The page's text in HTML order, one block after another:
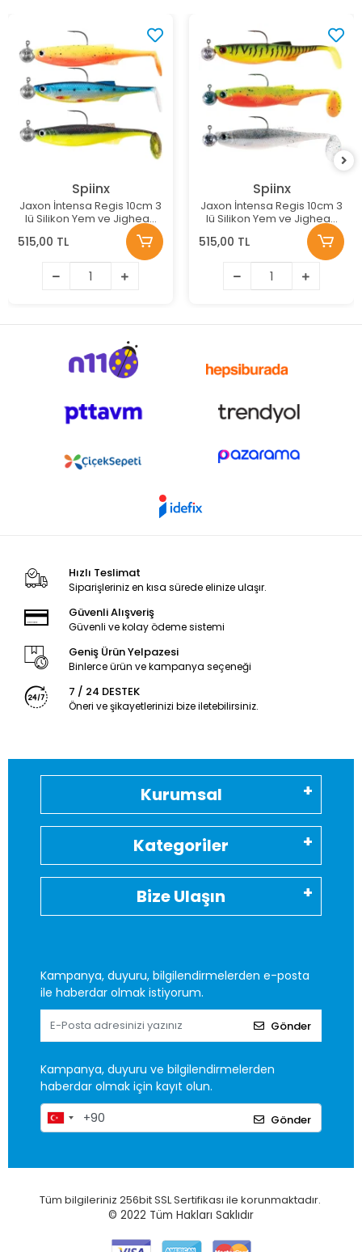
Spiinx
Jaxon İntensa Regis 10cm 3
lü Silikon Yem ve Jighead
515,00 TL
Spiinx
Jaxon İntensa Regis 10cm 3
lü Silikon Yem ve Jighead
515,00 TL
Hızlı Teslimat
Siparişleriniz en kısa sürede elinize ulaşır.
Güvenli Alışveriş
Güvenli ve kolay ödeme sistemi
Geniş Ürün Yelpazesi
Binlerce ürün ve kampanya seçeneği
7 / 24 DESTEK
Öneri ve şikayetlerinizi bize iletebilirsiniz.
Kurumsal
Kategoriler
Bize Ulaşın
Kampanya, duyuru, bilgilendirmelerden e-posta
ile haberdar olmak istiyorum.
Gönder
Kampanya, duyuru ve bilgilendirmelerden
haberdar olmak için kayıt olun.
Gönder
Tüm bilgileriniz 256bit SSL Sertifikası ile korunmaktadır.
© 2022 Tüm Hakları Saklıdır